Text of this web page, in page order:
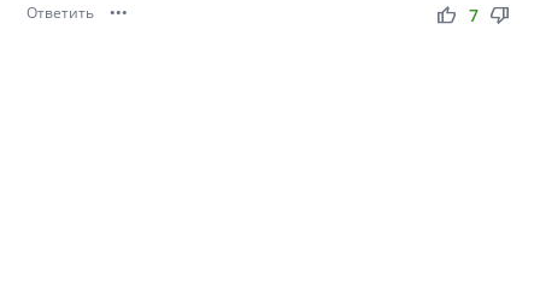
Ответить ••• thumb_up thumb_down
7